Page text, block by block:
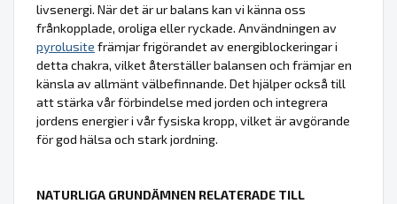
livsenergi. När det är ur balans kan vi känna oss
frånkopplade, oroliga eller ryckade. Användningen av
pyrolusite främjar frigörandet av energiblockeringar i
detta chakra, vilket återställer balansen och främjar en
känsla av allmänt välbefinnande. Det hjälper också till
att stärka vår förbindelse med jorden och integrera
jordens energier i vår fysiska kropp, vilket är avgörande
för god hälsa och stark jordning.
NATURLIGA GRUNDÄMNEN RELATERADE TILL